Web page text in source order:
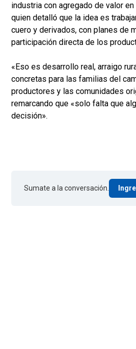
industria con agregado de valor
quien detalló que la idea es
cuero y derivados, con planes de
participación directa de los
«Eso es desarrollo real, arraigo
concretas para las familias del
productores y las comunidades
remarcando que «solo falta que
decisión».
Sumate a la conversación.